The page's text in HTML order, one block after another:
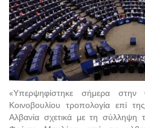
«Υπερψηφίστηκε σήμερα στην
Κοινοβουλίου τροπολογία επί
Αλβανία σχετικά με τη σύλληψη